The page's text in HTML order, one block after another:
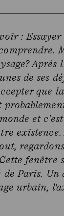
:
de ses
que
et
fenêtre
de Paris.
urbain,